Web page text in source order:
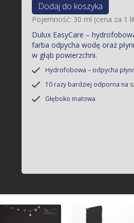
Dodaj do koszyka
Pojemność: 30 ml (cena za 1
Dulux EasyCare –
farba odpycha wodę oraz
w głąb powierzchni.
Hydrofobowa – odpycha
10 razy bardziej odporna na
Głęboko matowa